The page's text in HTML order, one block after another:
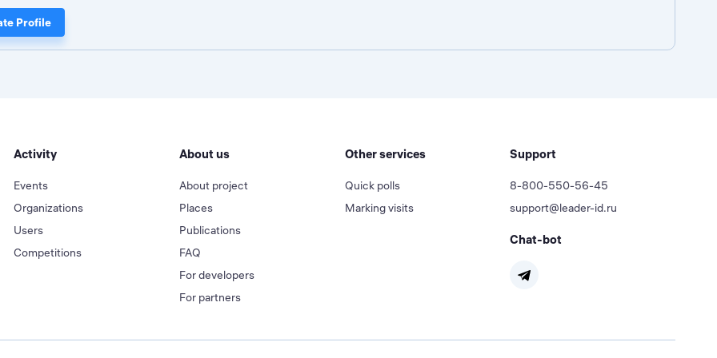
Profile
Activity
Events
Organizations
Users
Competitions
About us
About project
Places
Publications
FAQ
For developers
For partners
Other services
Quick polls
Marking visits
Support
8-800-550-56-45
support@leader-id.ru
Chat-bot